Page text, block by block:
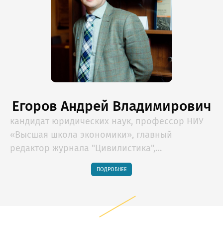
Егоров Андрей Владимирович
кандидат юридических наук, профессор НИУ
«Высшая школа экономики», главный
редактор журнала "Цивилистика",
руководитель образовательных программ
ПОДРОБНЕЕ